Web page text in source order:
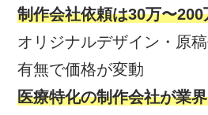
制作会社依頼は30万〜
オリジナルデザイン・原
有無で価格が変動
医療特化の制作会社が業